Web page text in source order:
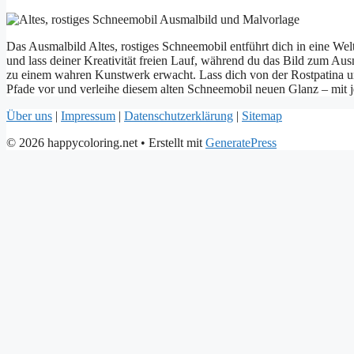
Das Ausmalbild Altes, rostiges Schneemobil entführt dich in eine
und lass deiner Kreativität freien Lauf, während du das Bild zum
zu einem wahren Kunstwerk erwacht. Lass dich von der Rostpatina
Pfade vor und verleihe diesem alten Schneemobil neuen Glanz – mit
Über uns | Impressum | Datenschutzerklärung | Sitemap
© 2026 happycoloring.net • Erstellt mit GeneratePress